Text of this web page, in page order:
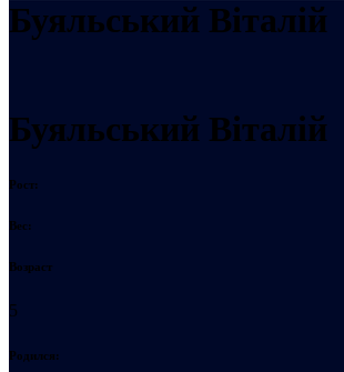
Буяльський Віталій
Буяльський Віталій
Рост:
Вес:
Возраст
5
Родился: